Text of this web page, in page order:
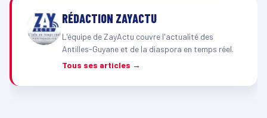
RÉDACTION ZAYACTU
L'équipe de ZayActu couvre l'actualité des
Antilles-Guyane et de la diaspora en temps réel.
Tous ses articles →